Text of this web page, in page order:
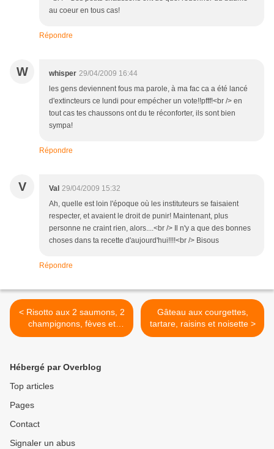
au coeur en tous cas!
Répondre
W whisper 29/04/2009 16:44
les gens deviennent fous ma parole, à ma fac ca a été lancé
d'extincteurs ce lundi pour empécher un vote!!pfff!<br /> en
tout cas tes chaussons ont du te réconforter, ils sont bien
sympa!
Répondre
V Val 29/04/2009 15:32
Ah, quelle est loin l'époque où les instituteurs se faisaient
respecter, et avaient le droit de punir! Maintenant, plus
personne ne craint rien, alors....<br /> Il n'y a que des bonnes
choses dans ta recette d'aujourd'hui!!!!<br /> Bisous
Répondre
< Risotto aux 2 saumons, 2
champignons, fèves et
Boursin
Gâteau aux courgettes,
tartare, raisins et noisette >
Hébergé par Overblog
Top articles
Pages
Contact
Signaler un abus